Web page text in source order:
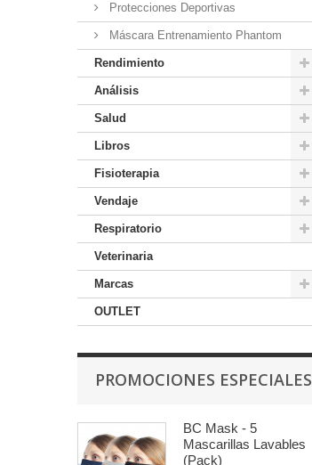
Protecciones Deportivas
Máscara Entrenamiento Phantom
Rendimiento
Análisis
Salud
Libros
Fisioterapia
Vendaje
Respiratorio
Veterinaria
Marcas
OUTLET
PROMOCIONES ESPECIALES
BC Mask - 5
Mascarillas Lavables
(Pack)